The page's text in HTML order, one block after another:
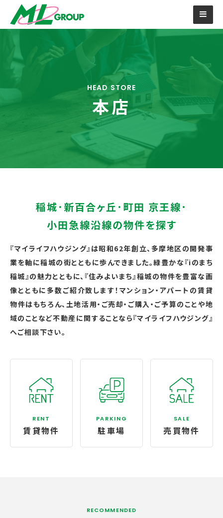
HEAD STORE
本店
稲城･新百合ヶ丘･町田 京王線･
小田急線沿線の物件を探す
『マイライフハウジング』は昭和62年創立、多摩地区の開発事
業を軸に稲城の街とともに歩んできました。緑豊かな『iのまち
稲城』の魅力とともに、『住みよいまち』稲城の物件を豊富な画
像とともに多数ご紹介致します！マンション・アパートの賃貸
物件はもちろん、土地活用・ご売却・ご購入・ご予算のことや地
域のことなど不動産に関することなら『マイライフハウジング』
へご相談下さい。
RENT
賃貸物件
PARKING
駐車場
SALE
売買物件
RECOMMENDED